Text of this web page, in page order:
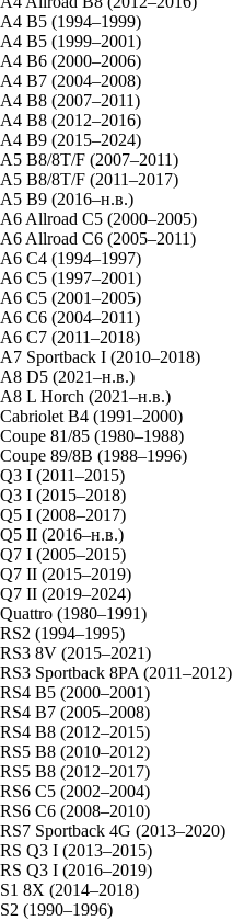
A4 B5 (1994–1999)
A4 B5 (1999–2001)
A4 B6 (2000–2006)
A4 B7 (2004–2008)
A4 B8 (2007–2011)
A4 B8 (2012–2016)
A4 B9 (2015–2024)
A5 B8/8T/F (2007–2011)
A5 B8/8T/F (2011–2017)
A5 B9 (2016–н.в.)
A6 Allroad C5 (2000–2005)
A6 Allroad C6 (2005–2011)
A6 C4 (1994–1997)
A6 C5 (1997–2001)
A6 C5 (2001–2005)
A6 C6 (2004–2011)
A6 C7 (2011–2018)
A7 Sportback I (2010–2018)
A8 D5 (2021–н.в.)
A8 L Horch (2021–н.в.)
Cabriolet B4 (1991–2000)
Coupe 81/85 (1980–1988)
Coupe 89/8B (1988–1996)
Q3 I (2011–2015)
Q3 I (2015–2018)
Q5 I (2008–2017)
Q5 II (2016–н.в.)
Q7 I (2005–2015)
Q7 II (2015–2019)
Q7 II (2019–2024)
Quattro (1980–1991)
RS2 (1994–1995)
RS3 8V (2015–2021)
RS3 Sportback 8PA (2011–2012)
RS4 B5 (2000–2001)
RS4 B7 (2005–2008)
RS4 B8 (2012–2015)
RS5 B8 (2010–2012)
RS5 B8 (2012–2017)
RS6 C5 (2002–2004)
RS6 C6 (2008–2010)
RS7 Sportback 4G (2013–2020)
RS Q3 I (2013–2015)
RS Q3 I (2016–2019)
S1 8X (2014–2018)
S2 (1990–1996)